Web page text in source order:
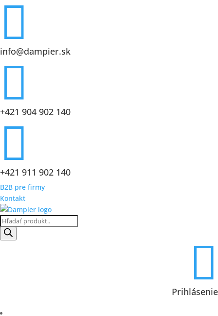

info@dampier.sk

+421 904 902 140

+421 911 902 140
B2B pre firmy
Kontakt
Products
search

Prihlásenie